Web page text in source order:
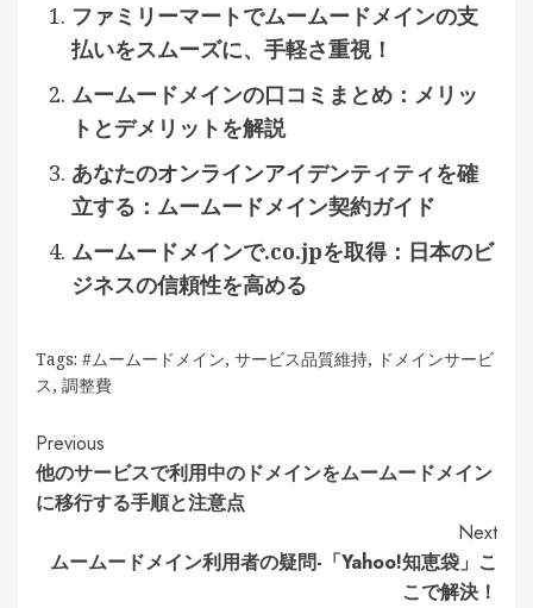
ファミリーマートでムームードメインの支
払いをスムーズに、手軽さ重視！
ムームードメインの口コミまとめ：メリッ
トとデメリットを解説
あなたのオンラインアイデンティティを確
立する：ムームードメイン契約ガイド
ムームードメインで.co.jpを取得：日本のビ
ジネスの信頼性を高める
Tags: #ムームードメイン, サービス品質維持, ドメインサービ
ス, 調整費
Continue
Reading
Previous
他のサービスで利用中のドメインをムームードメイン
に移行する手順と注意点
Next
ムームードメイン利用者の疑問-「Yahoo!知恵袋」こ
こで解決！